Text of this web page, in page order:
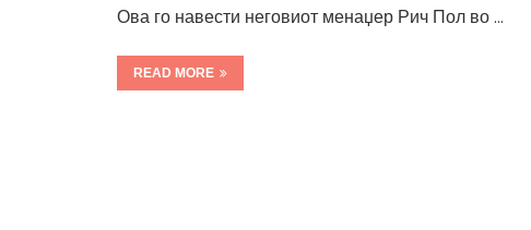
Ова го навести неговиот менаџер Рич Пол во …
READ MORE